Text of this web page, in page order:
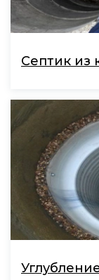
Септик из